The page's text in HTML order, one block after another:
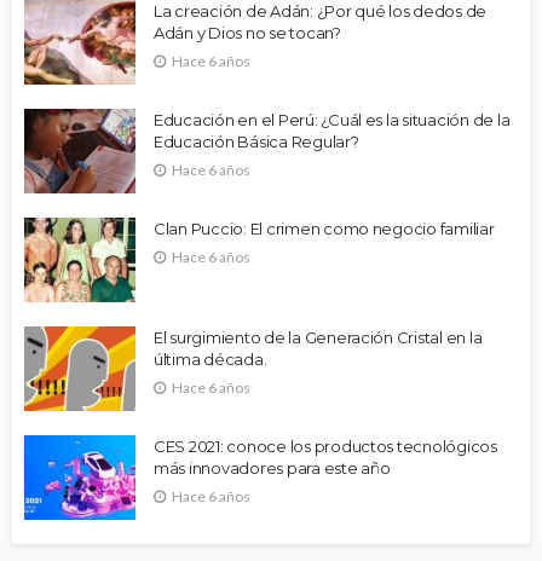
La creación de Adán: ¿Por qué los dedos de
Adán y Dios no se tocan?
Hace 6 años
Educación en el Perú: ¿Cuál es la situación de la
Educación Básica Regular?
Hace 6 años
Clan Puccio: El crimen como negocio familiar
Hace 6 años
El surgimiento de la Generación Cristal en la
última década.
Hace 6 años
CES 2021: conoce los productos tecnológicos
más innovadores para este año
Hace 6 años